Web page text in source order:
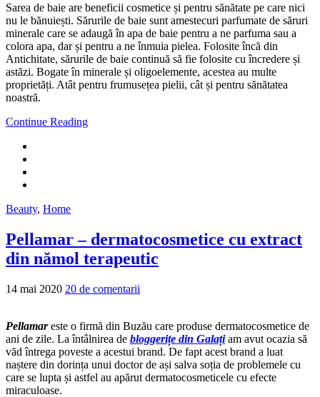
Sarea de baie are beneficii cosmetice și pentru sănătate pe care nici
nu le bănuiești. Sărurile de baie sunt amestecuri parfumate de săruri
minerale care se adaugă în apa de baie pentru a ne parfuma sau a
colora apa, dar și pentru a ne înmuia pielea. Folosite încă din
Antichitate, sărurile de baie continuă să fie folosite cu încredere și
astăzi. Bogate în minerale și oligoelemente, acestea au multe
proprietăți. Atât pentru frumusețea pielii, cât și pentru sănătatea
noastră.
Continue Reading
Beauty, Home
Pellamar – dermatocosmetice cu extract
din nămol terapeutic
14 mai 2020 20 de comentarii
Pellamareste o firmă din Buzău care produse dermatocosmetice de
ani de zile. La întâlnirea de bloggerițe din Galațiam avut ocazia să
văd întrega poveste a acestui brand. De fapt acest brand a luat
naștere din dorința unui doctor de ași salva soția de problemele cu
care se lupta și astfel au apărut dermatocosmeticele cu efecte
miraculoase.